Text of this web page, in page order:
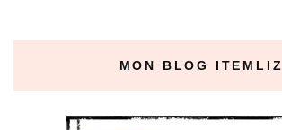
MON BLOG ITEMLIZ